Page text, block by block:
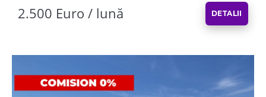
2.500 Euro / lună DETALII